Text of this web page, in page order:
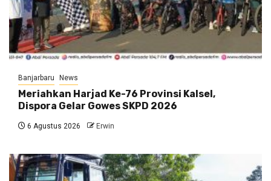
Banjarbaru News
Meriahkan Harjad Ke-76 Provinsi Kalsel,
Dispora Gelar Gowes SKPD 2026
6 Agustus 2026 Erwin